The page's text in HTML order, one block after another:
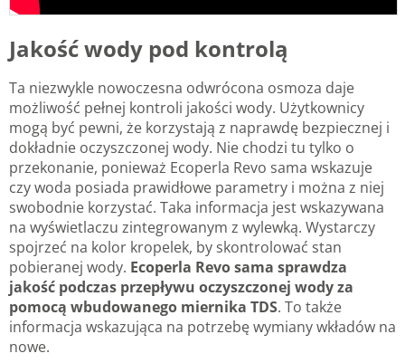
Jakość wody pod kontrolą
Ta niezwykle nowoczesna odwrócona osmoza daje
możliwość pełnej kontroli jakości wody. Użytkownicy
mogą być pewni, że korzystają z naprawdę bezpiecznej i
dokładnie oczyszczonej wody. Nie chodzi tu tylko o
przekonanie, ponieważ Ecoperla Revo sama wskazuje
czy woda posiada prawidłowe parametry i można z niej
swobodnie korzystać. Taka informacja jest wskazywana
na wyświetlaczu zintegrowanym z wylewką. Wystarczy
spojrzeć na kolor kropelek, by skontrolować stan
pobieranej wody. Ecoperla Revo sama sprawdza
jakość podczas przepływu oczyszczonej wody za
pomocą wbudowanego miernika TDS. To także
informacja wskazująca na potrzebę wymiany wkładów na
nowe.